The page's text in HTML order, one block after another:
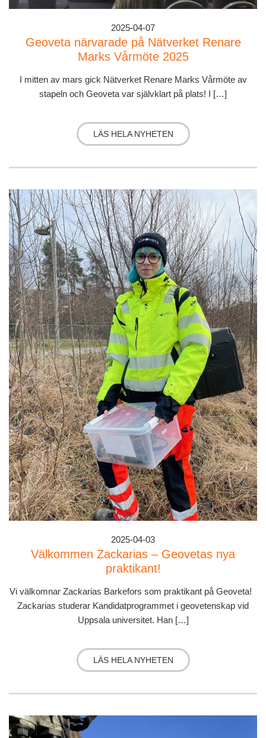
2025-04-07
Geoveta närvarade på Nätverket Renare
Marks Vårmöte 2025
I mitten av mars gick Nätverket Renare Marks Vårmöte av
stapeln och Geoveta var självklart på plats! I […]
LÄS HELA NYHETEN
2025-04-03
Välkommen Zackarias – Geovetas nya
praktikant!
Vi välkomnar Zackarias Barkefors som praktikant på Geoveta!
Zackarias studerar Kandidatprogrammet i geovetenskap vid
Uppsala universitet. Han […]
LÄS HELA NYHETEN